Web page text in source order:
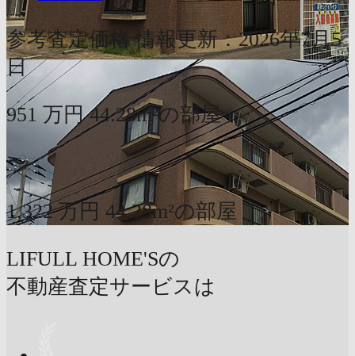
参考査定価格 情報更新：2026年7月5
日
951 万円 44.28m²の部屋
〜
1,322 万円 44.28m²の部屋
LIFULL HOME'Sの
不動産査定サービスは